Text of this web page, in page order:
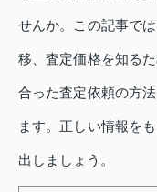
せんか。この記事で
移、査定価格を知る
合った査定依頼の方
ます。正しい情報を
出しましょう。